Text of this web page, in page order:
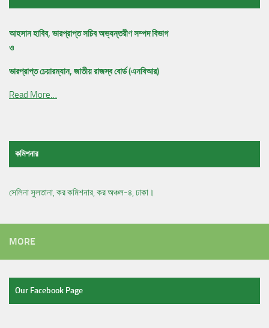
আহসান হাবিব, ভারপ্রাপ্ত সচিব অভ্যন্তরীণ সম্পদ বিভাগ
ও
ভারপ্রাপ্ত চেয়ারম্যান, জাতীয় রাজস্ব বোর্ড (এনবিআর)
Read More…
কমিশনার
সেলিনা সুলতানা, কর কমিশনার, কর অঞ্চল-৪, ঢাকা।
MORE
Our Facebook Page